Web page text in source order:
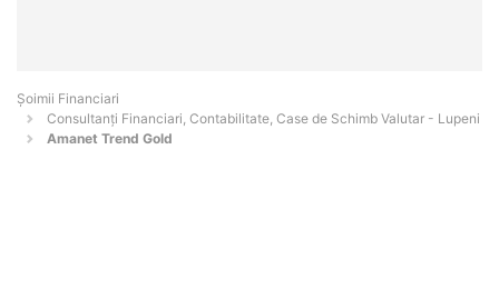
Șoimii Financiari
Consultanți Financiari, Contabilitate, Case de Schimb Valutar - Lupeni
Amanet Trend Gold